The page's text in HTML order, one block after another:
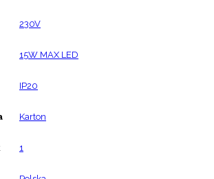
230V
15W MAX LED
IP20
Karton
1